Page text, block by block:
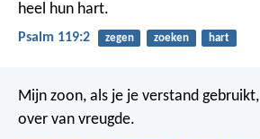
heel hun hart.
Psalm 119:2 zegen zoeken hart
Mijn zoon, als je je verstand gebruikt,
over van vreugde.